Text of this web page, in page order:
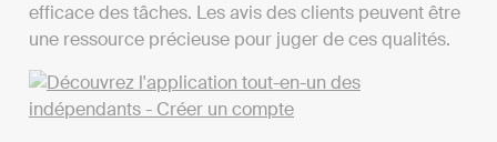
efficace des tâches. Les avis des clients peuvent être
une ressource précieuse pour juger de ces qualités.